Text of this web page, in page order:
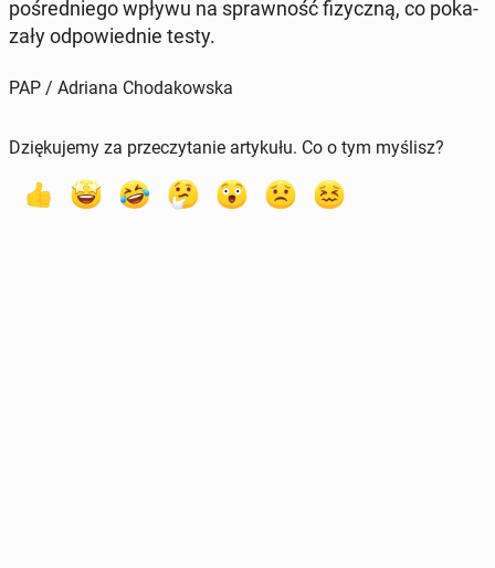
po­śred­nie­go wpływu na spraw­ność fi­zycz­ną, co po­ka­
za­ły od­po­wied­nie testy.
PAP / Adriana Chodakowska
Dziękujemy za przeczytanie artykułu. Co o tym myślisz?